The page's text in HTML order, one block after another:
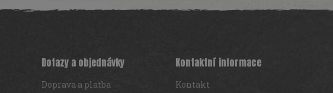
Dotazy a objednávky
Doprava a platba
Kontaktní informace
Kontakt